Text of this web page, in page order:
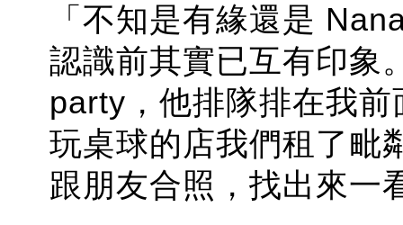
「不知是有緣還是
認識前其實已互有印象
party，他排隊排在我
玩桌球的店我們租了毗
跟朋友合照，找出來一